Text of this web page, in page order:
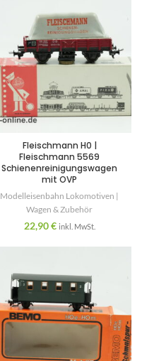
Fleischmann H0 |
Fleischmann 5569
Schienenreinigungswagen
mit OVP
Modelleisenbahn Lokomotiven |
Wagen & Zubehör
22,90€ inkl. MwSt.